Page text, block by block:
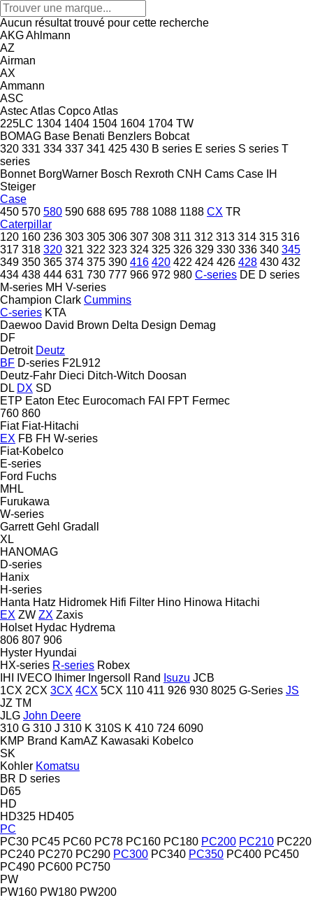
Aucun résultat trouvé pour cette recherche
AKGAhlmann
AZ
Airman
AX
Ammann
ASC
AstecAtlas CopcoAtlas
225LC 1304 1404 1504 1604 1704 TW
BOMAG Base Benati Benzlers Bobcat
320 331 334 337 341 425 430 B series E series S series T
series
Bonnet BorgWarner Bosch Rexroth CNH Cams Case IH
Steiger
Case
450 570 580 590 688 695 788 1088 1188 CX TR
Caterpillar
120 160 236 303 305 306 307 308 311 312 313 314 315 316
317 318 320 321 322 323 324 325 326 329 330 336 340 345
349 350 365 374 375 390 416 420 422 424 426 428 430 432
434 438 444 631 730 777 966 972 980 C-series DE D series
M-series MH V-series
Champion Clark Cummins
C-series KTA
Daewoo David Brown Delta Design Demag
DF
Detroit Deutz
BF D-series F2L912
Deutz-Fahr Dieci Ditch-Witch Doosan
DL DX SD
ETP Eaton Etec Eurocomach FAI FPT Fermec
760 860
Fiat Fiat-Hitachi
EX FB FH W-series
Fiat-Kobelco
E-series
Ford Fuchs
MHL
Furukawa
W-series
Garrett Gehl Gradall
XL
HANOMAG
D-series
Hanix
H-series
Hanta Hatz Hidromek Hifi Filter Hino Hinowa Hitachi
EX ZW ZX Zaxis
Holset Hydac Hydrema
806 807 906
Hyster Hyundai
HX-series R-series Robex
IHI
IVECO Ihimer Ingersoll Rand Isuzu JCB
1CX 2CX 3CX 4CX 5CX 110 411 926 930 8025 G-Series JS
JZ TM
JLG John Deere
310 G 310 J 310 K 310S K 410 724 6090
KMP Brand KamAZ Kawasaki Kobelco
SK
Kohler Komatsu
BR D series
D65
HD
HD325 HD405
PC
PC30 PC45 PC60 PC78 PC160 PC180 PC200 PC210 PC220
PC240 PC270 PC290 PC300 PC340 PC350 PC400 PC450
PC490 PC600 PC750
PW
PW160 PW180 PW200